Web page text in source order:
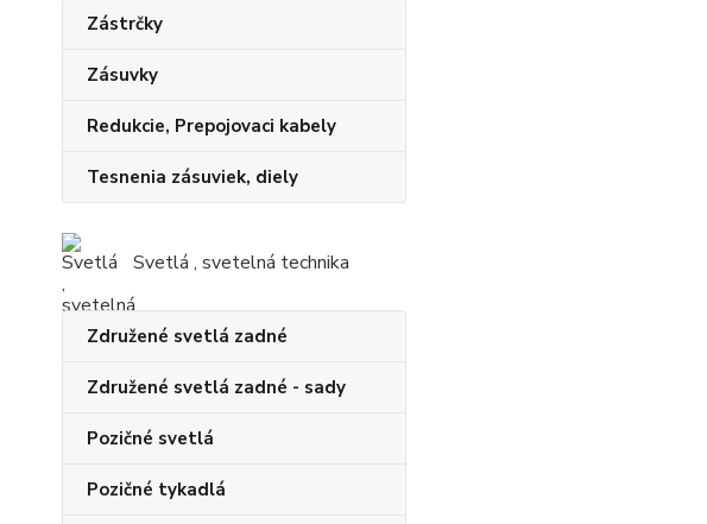
Zástrčky
Zásuvky
Redukcie, Prepojovaci kabely
Tesnenia zásuviek, diely
Svetlá , svetelná technika
Združené svetlá zadné
Združené svetlá zadné - sady
Pozičné svetlá
Pozičné tykadlá